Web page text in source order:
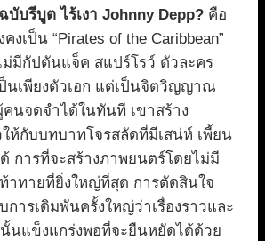
บับรีบูต ไร้เงา Johnny Depp? คือ
งเป็น “Pirates of the Caribbean”
ม่มีกัปตันแจ็ค สแปร์โรว์ ตัวละคร
นเพียงตัวเอก แต่เป็นจิตวิญญาณ
นจดจำได้ในทันที เขาสร้าง
ห้กับบทบาทโจรสลัดที่มีเสน่ห์ เพี้ยน
การที่จะสร้างภาพยนตร์โดยไม่มี
าทายที่ยิ่งใหญ่ที่สุด การตัดสินใจ
การเดิมพันครั้งใหญ่ว่าเรื่องราวและ
นแข็งแกร่งพอที่จะยืนหยัดได้ด้วย